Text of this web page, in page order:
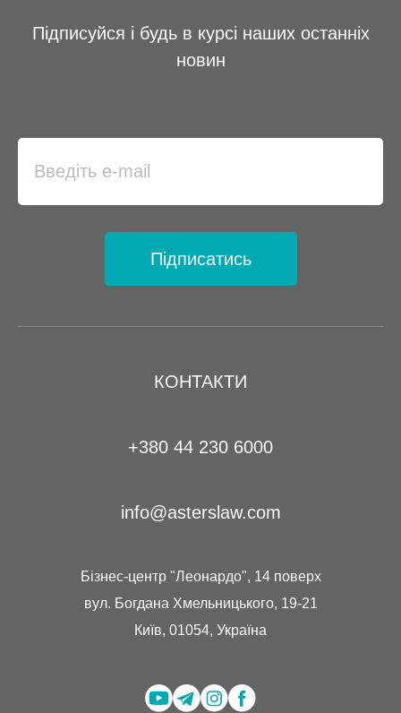
КОНТАКТИ
+380 44 230 6000
info@asterslaw.com
Бізнес-центр "Леонардо", 14 поверх
вул. Богдана Хмельницького, 19-21
Київ, 01054, Україна
Підписуйся і будь в курсі наших останніх
новин
Підписатись